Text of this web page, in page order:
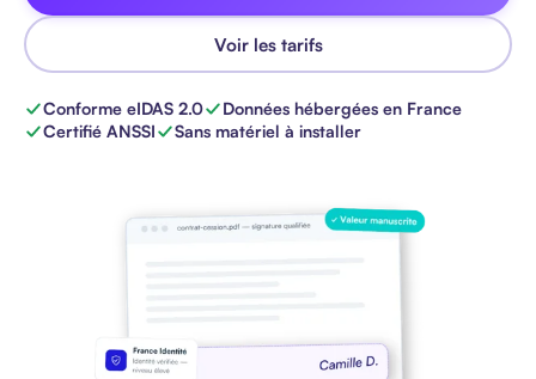
Voir les tarifs
Conforme eIDAS 2.0
Données hébergées en France
Certifié ANSSI
Sans matériel à installer